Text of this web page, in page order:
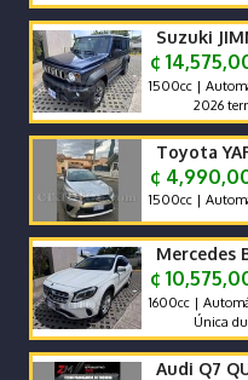
Suzuki
¢
1500cc |
2026 termine
Toyota
¢
1500cc |
Mercedes
¢
1600cc |
Única
Audi Q7